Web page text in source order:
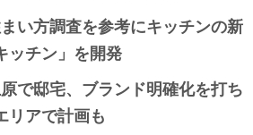
い方調査を参考にキッチンの新
ッチン」を開発
で邸宅、ブランド明確化を打ち
リアで計画も